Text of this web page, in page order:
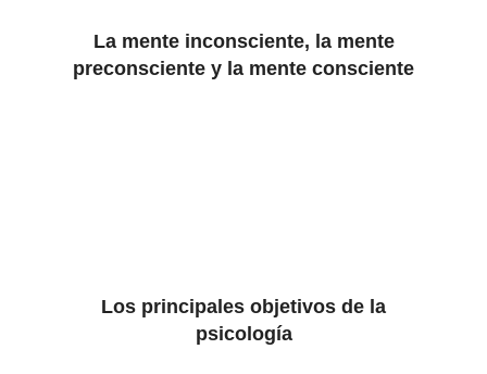
La mente inconsciente, la mente
preconsciente y la mente consciente
Los principales objetivos de la
psicología